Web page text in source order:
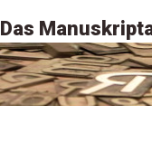
Das